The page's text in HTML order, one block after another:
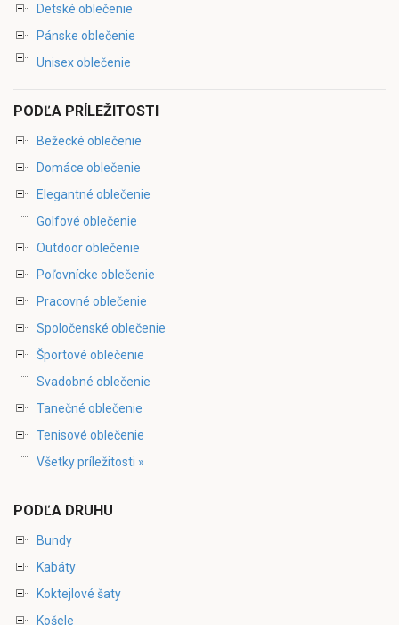
Detské oblečenie
Pánske oblečenie
Unisex oblečenie
PODĽA PRÍLEŽITOSTI
Bežecké oblečenie
Domáce oblečenie
Elegantné oblečenie
Golfové oblečenie
Outdoor oblečenie
Poľovnícke oblečenie
Pracovné oblečenie
Spoločenské oblečenie
Športové oblečenie
Svadobné oblečenie
Tanečné oblečenie
Tenisové oblečenie
Všetky príležitosti »
PODĽA DRUHU
Bundy
Kabáty
Koktejlové šaty
Košele